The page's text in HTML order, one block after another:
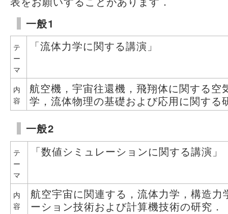
一般1
テ
ー
マ
「流体力学に関する講演」
内
容
航空機，宇宙往還機，飛翔体に関する空
学，流体物理の基礎および応用に関する
一般2
テ
ー
マ
「数値シミュレーションに関する講演」
内
容
航空宇宙に関連する，流体力学，構造力
ーション技術および計算機技術の研究．